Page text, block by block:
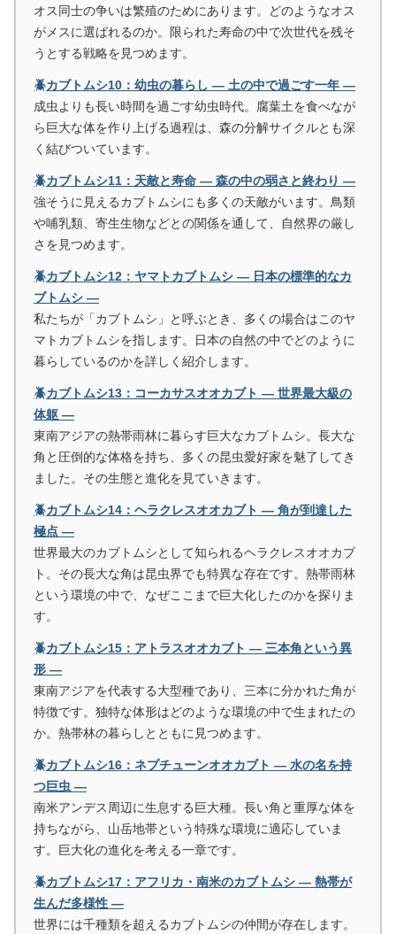
オス同士の争いは繁殖のためにあります。どのようなオス
がメスに選ばれるのか。限られた寿命の中で次世代を残そ
うとする戦略を見つめます。
🪲カブトムシ10：幼虫の暮らし ― 土の中で過ごす一年 ―
成虫よりも長い時間を過ごす幼虫時代。腐葉土を食べなが
ら巨大な体を作り上げる過程は、森の分解サイクルとも深
く結びついています。
🪲カブトムシ11：天敵と寿命 ― 森の中の弱さと終わり ―
強そうに見えるカブトムシにも多くの天敵がいます。鳥類
や哺乳類、寄生生物などとの関係を通して、自然界の厳し
さを見つめます。
🪲カブトムシ12：ヤマトカブトムシ ― 日本の標準的なカ
ブトムシ ―
私たちが「カブトムシ」と呼ぶとき、多くの場合はこのヤ
マトカブトムシを指します。日本の自然の中でどのように
暮らしているのかを詳しく紹介します。
🪲カブトムシ13：コーカサスオオカブト ― 世界最大級の
体躯 ―
東南アジアの熱帯雨林に暮らす巨大なカブトムシ。長大な
角と圧倒的な体格を持ち、多くの昆虫愛好家を魅了してき
ました。その生態と進化を見ていきます。
🪲カブトムシ14：ヘラクレスオオカブト ― 角が到達した
極点 ―
世界最大のカブトムシとして知られるヘラクレスオオカブ
ト。その長大な角は昆虫界でも特異な存在です。熱帯雨林
という環境の中で、なぜここまで巨大化したのかを探りま
す。
🪲カブトムシ15：アトラスオオカブト ― 三本角という異
形 ―
東南アジアを代表する大型種であり、三本に分かれた角が
特徴です。独特な体形はどのような環境の中で生まれたの
か。熱帯林の暮らしとともに見つめます。
🪲カブトムシ16：ネプチューンオオカブト ― 水の名を持
つ巨虫 ―
南米アンデス周辺に生息する巨大種。長い角と重厚な体を
持ちながら、山岳地帯という特殊な環境に適応していま
す。巨大化の進化を考える一章です。
🪲カブトムシ17：アフリカ・南米のカブトムシ ― 熱帯が
生んだ多様性 ―
世界には千種類を超えるカブトムシの仲間が存在します。